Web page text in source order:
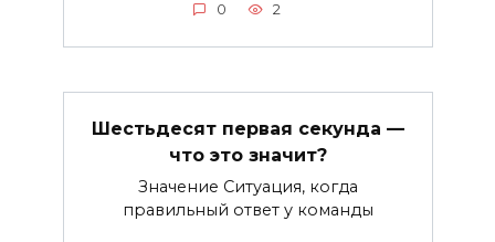
0 2
Шестьдесят первая секунда —
что это значит?
Значение Ситуация, когда
правильный ответ у команды